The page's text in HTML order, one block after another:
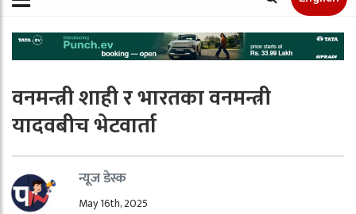
वनमन्त्री शाही र भारतका वनमन्त्री
यादवबीच भेटवार्ता
न्यूज डेस्क
May 16th, 2025